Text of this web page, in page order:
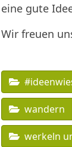
eine gute
Wir freuen
wandern
werkeln